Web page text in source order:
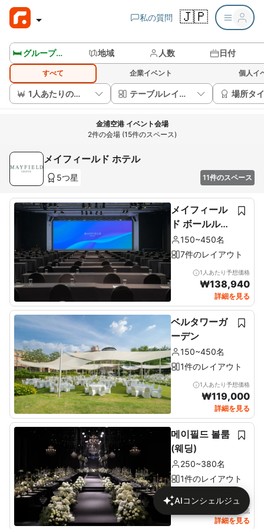
私の質問 🇯🇵
🛏️ グループルームを見る 地域 人数 日付
すべて 企業イベント 個人イ
1人あたりの価格 テーブルレイアウト 場所タ
金浦空港 イベント会場
2件の会場 (15件のスペース)
メイフィールド ホテル
5つ星 11件のスペース
メイフィール
ド ボールルー
ム (Mayfield
Ballroom)
150~450名
7件のレイアウト
1人あたり予想価格
₩138,940
詳細を見る
ベルタワーガ
ーデン
150~450名
1件のレイアウト
1人あたり予想価格
₩119,000
詳細を見る
메이필드 볼룸
(웨딩)
250~380名
1件のレイアウト
詳細で価格を確認
詳細を見る
AIコンシェルジュ